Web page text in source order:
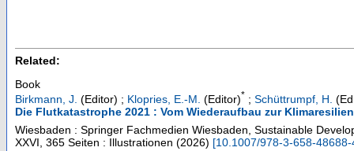
Related:
Book
Birkmann, J. (Editor) ; Klopries, E.-M. (Editor)* ; Schüttrumpf, H.
Die Flutkatastrophe 2021 : Vom Wiederaufbau zur
Wiesbaden : Springer Fachmedien Wiesbaden, Sustainable
XXVI, 365 Seiten : Illustrationen (2026) [10.1007/978-3-658-48688-